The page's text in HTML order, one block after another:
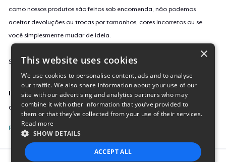
como nossos produtos são feitos sob encomenda, não podemos
aceitar devoluções ou trocas por tamanhos, cores incorretos ou se
você simplesmente mudar de ideia.
Saiba mais sobre a nossa política de devolução
Identificação da campanha
official-t-shirt-2024
Reporte esta Campanha
×
This website uses cookies
We use cookies to personalise content, ads and to analyse
our traffic. We also share information about your use of our
site with our advertising and analytics partners who may
combine it with other information that you’ve provided to
them or that they’ve collected from your use of their services.
Read more
SHOW DETAILS
ACCEPT ALL